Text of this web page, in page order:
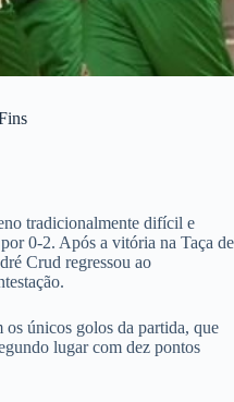
tradicionalmente difícil e
0-2. Após a vitória na Taça de
Crud regressou ao
únicos golos da partida, que
lugar com dez pontos